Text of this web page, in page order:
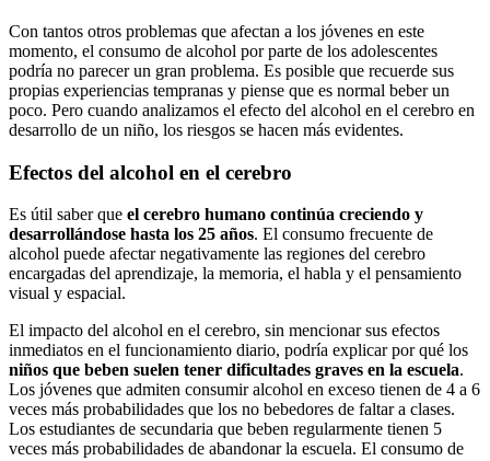
Con tantos otros problemas que afectan a los jóvenes en este
momento, el consumo de alcohol por parte de los adolescentes
podría no parecer un gran problema. Es posible que recuerde sus
propias experiencias tempranas y piense que es normal beber un
poco. Pero cuando analizamos el efecto del alcohol en el cerebro en
desarrollo de un niño, los riesgos se hacen más evidentes.
Efectos del alcohol en el cerebro
Es útil saber que el cerebro humano continúa creciendo y
desarrollándose hasta los 25 años. El consumo frecuente de
alcohol puede afectar negativamente las regiones del cerebro
encargadas del aprendizaje, la memoria, el habla y el pensamiento
visual y espacial.
El impacto del alcohol en el cerebro, sin mencionar sus efectos
inmediatos en el funcionamiento diario, podría explicar por qué los
niños que beben suelen tener dificultades graves en la escuela.
Los jóvenes que admiten consumir alcohol en exceso tienen de 4 a 6
veces más probabilidades que los no bebedores de faltar a clases.
Los estudiantes de secundaria que beben regularmente tienen 5
veces más probabilidades de abandonar la escuela. El consumo de